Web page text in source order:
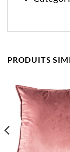
PRODUITS